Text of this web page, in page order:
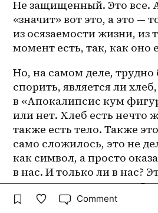
Не защищенный. Это все. А
«значит» вот это, а это —
из осязаемости жизни, из
момент есть, так, как оно
Но, на самом деле, трудно
спорить, является ли
в «Апокалипсис кум
или нет. Хлеб есть нечто
также есть тело. Также
само сложилось, это не
как символ, а просто
в нас. И только ли в нас?
также и в наших отцах.
ассоциации, а не
Comment